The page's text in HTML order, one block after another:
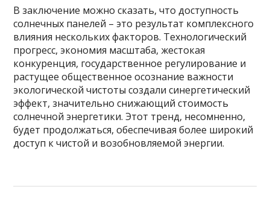
В заключение можно сказать, что доступность
солнечных панелей – это результат комплексного
влияния нескольких факторов. Технологический
прогресс, экономия масштаба, жестокая
конкуренция, государственное регулирование и
растущее общественное осознание важности
экологической чистоты создали синергетический
эффект, значительно снижающий стоимость
солнечной энергетики. Этот тренд, несомненно,
будет продолжаться, обеспечивая более широкий
доступ к чистой и возобновляемой энергии.